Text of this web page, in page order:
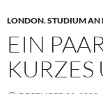
LONDON,STUDIUM AN
EIN
KURZES